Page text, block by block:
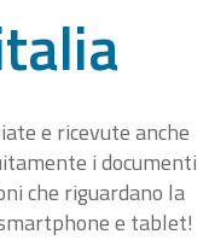
e ricevute anche
i documenti
che riguardano la
e tablet!